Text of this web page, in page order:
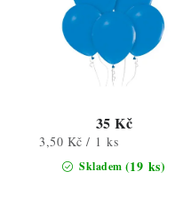
Skladem (19 ks)
35 Kč
Měrná
cena:
3,50 Kč / 1 ks